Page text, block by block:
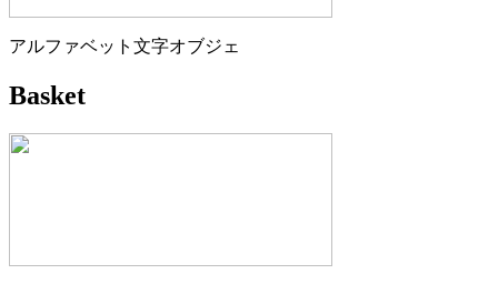
アルファベット文字オブジェ
Basket